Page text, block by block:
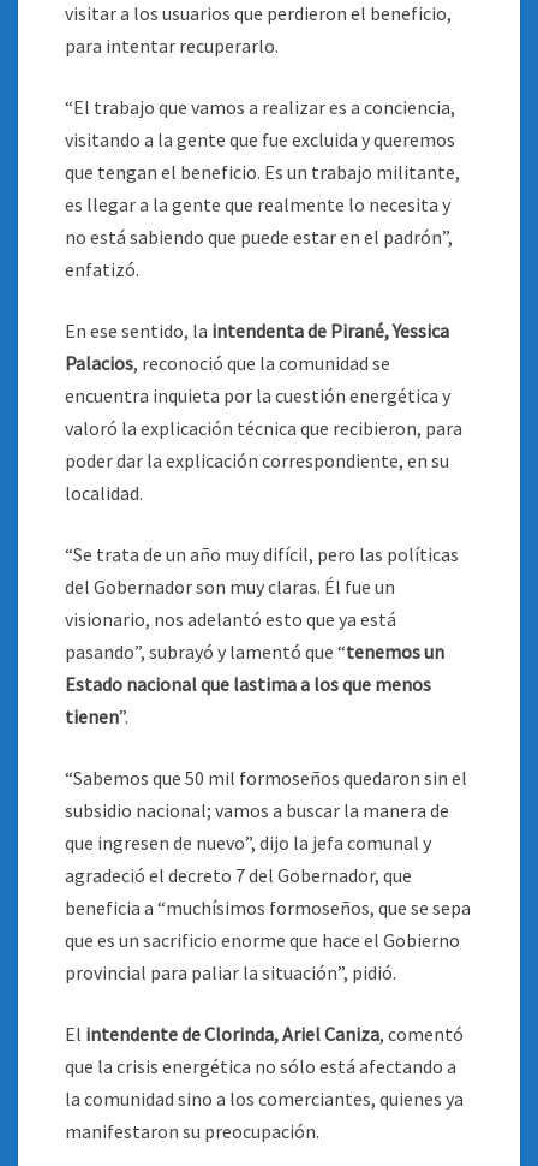
visitar a los usuarios que perdieron el beneficio,
para intentar recuperarlo.
“El trabajo que vamos a realizar es a conciencia,
visitando a la gente que fue excluida y queremos
que tengan el beneficio. Es un trabajo militante,
es llegar a la gente que realmente lo necesita y
no está sabiendo que puede estar en el padrón”,
enfatizó.
En ese sentido, la intendenta de Pirané, Yessica
Palacios, reconoció que la comunidad se
encuentra inquieta por la cuestión energética y
valoró la explicación técnica que recibieron, para
poder dar la explicación correspondiente, en su
localidad.
“Se trata de un año muy difícil, pero las políticas
del Gobernador son muy claras. Él fue un
visionario, nos adelantó esto que ya está
pasando”, subrayó y lamentó que “tenemos un
Estado nacional que lastima a los que menos
tienen”.
“Sabemos que 50 mil formoseños quedaron sin el
subsidio nacional; vamos a buscar la manera de
que ingresen de nuevo”, dijo la jefa comunal y
agradeció el decreto 7 del Gobernador, que
beneficia a “muchísimos formoseños, que se sepa
que es un sacrificio enorme que hace el Gobierno
provincial para paliar la situación”, pidió.
El intendente de Clorinda, Ariel Caniza, comentó
que la crisis energética no sólo está afectando a
la comunidad sino a los comerciantes, quienes ya
manifestaron su preocupación.